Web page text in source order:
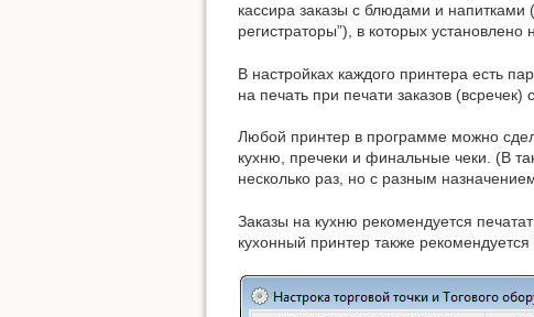
кассира заказы с блюдами и напитками
регистраторы”), в которых установлено
В настройках каждого принтера есть
на печать при печати заказов
Любой принтер в программе можно
кухню, пречеки и финальные чеки. (В
несколько раз, но с разным
Заказы на кухню рекомендуется
кухонный принтер также рекомендуется